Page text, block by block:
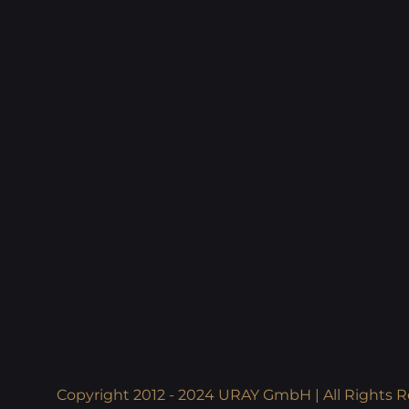
Copyright 2012 - 2024 URAY GmbH | All Rights